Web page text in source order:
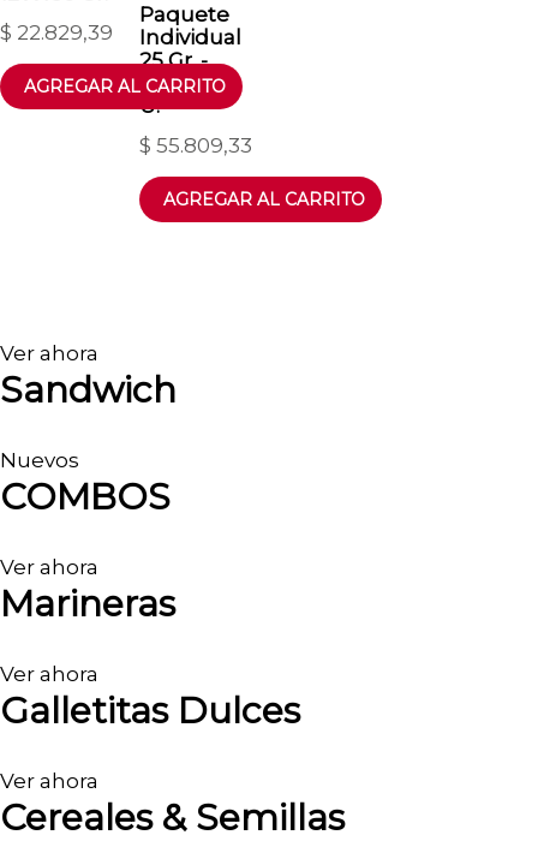
$ 22.829,39
Paquete
Individual
25 Gr. -
CAJA 200
U.
$ 55.809,33
Ver ahora
Sandwich
Nuevos
COMBOS
Ver ahora
Marineras
Ver ahora
Galletitas Dulces
Ver ahora
Cereales & Semillas